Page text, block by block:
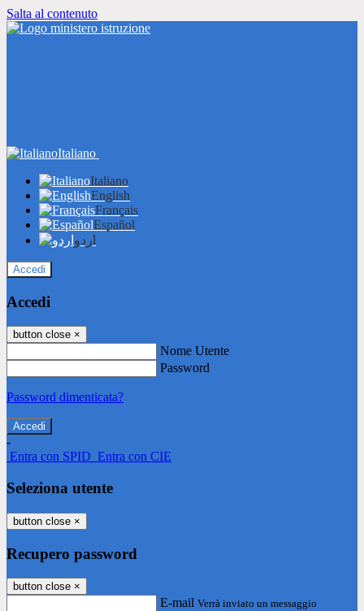
Salta al contenuto
Italiano
Italiano
English
Français
Español
اردو
Accedi
Accedi
button close ×
Nome Utente
Password
Password dimenticata?
-
Entra con SPID Entra con CIE
Seleziona utente
button close ×
Recupero password
button close ×
E-mail Verrà inviato un messaggio